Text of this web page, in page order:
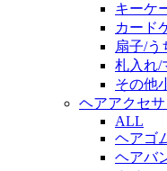
キーケ
カード
扇子/う
札入れ/
その他
ヘアアクセ
ALL
ヘアゴ
ヘアバ